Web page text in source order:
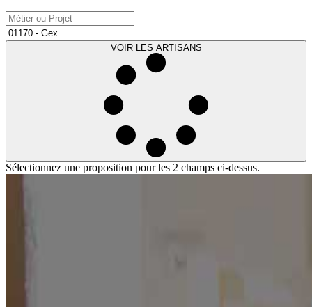
Sélectionnez une proposition pour les 2 champs ci-dessus.